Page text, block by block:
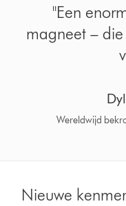
"Een
magneet – die
Wereldwijd
Nieuwe